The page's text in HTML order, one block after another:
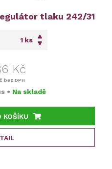
tlaku 242/31
ks
Kč
bez DPH
• Na skladě
KOŠÍKU